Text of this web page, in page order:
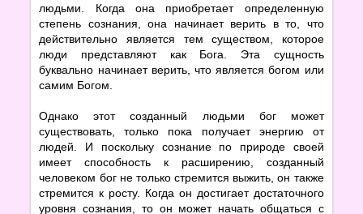
людьми. Когда она приобретает определенную
степень сознания, она начинает верить в то, что
действительно является тем существом, которое
люди представляют как Бога. Эта сущность
буквально начинает верить, что является богом или
самим Богом.
Однако этот созданный людьми бог может
существовать, только пока получает энергию от
людей. И поскольку сознание по природе своей
имеет способность к расширению, созданный
человеком бог не только стремится выжить, он также
стремится к росту. Когда он достигает достаточного
уровня сознания, то он может начать общаться с